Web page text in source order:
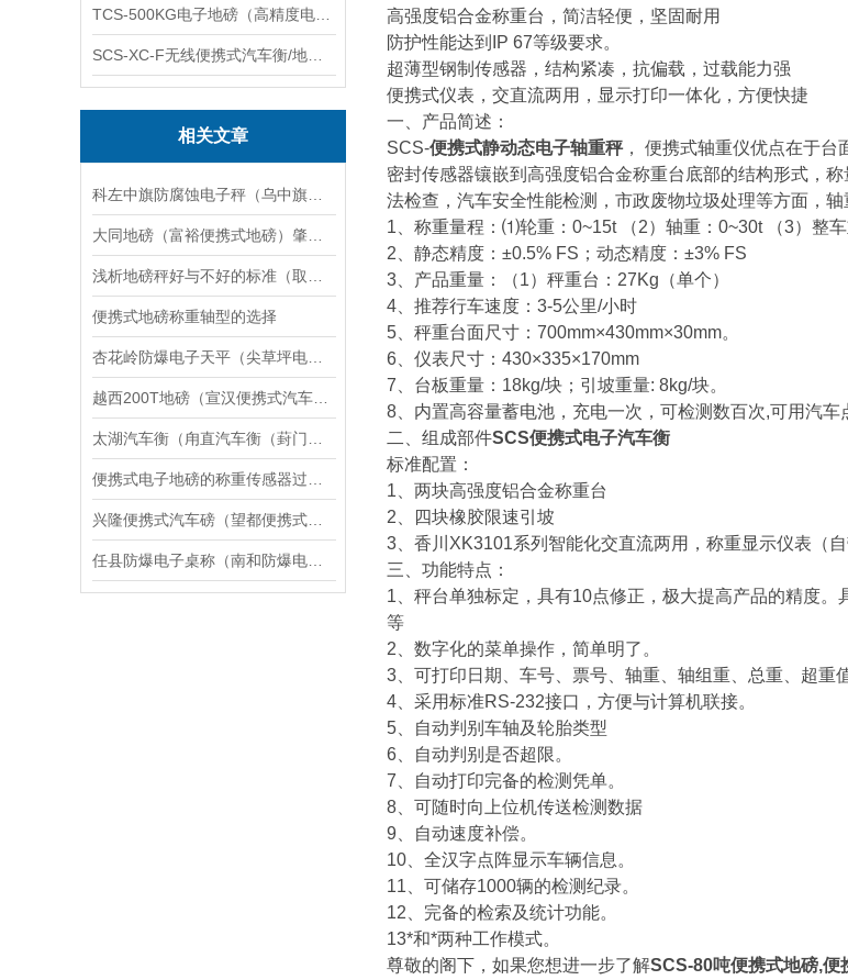
相关文章
便携式地磅称重轴型的选择
高强度铝合金称重台，简洁轻便，坚固耐用
防护性能达到IP 67等级要求。
超薄型钢制传感器，结构紧凑，抗偏载，过载能力强
便携式仪表，交直流两用，显示打印一体化，方便快捷
一、产品简述：
SCS-便携式静动态电子轴重秤， 便携式轴重仪优点在于台
密封传感器镶嵌到高强度铝合金称重台底部的结构形式，
法检查，汽车安全性能检测，市政废物垃圾处理等方面，
1、称重量程：⑴轮重：0~15t （2）轴重：0~30t （3）
2、静态精度：±0.5% FS；动态精度：±3% FS
3、产品重量：（1）秤重台：27Kg（单个）
4、推荐行车速度：3-5公里/小时
5、秤重台面尺寸：700mm×430mm×30mm。
6、仪表尺寸：430×335×170mm
7、台板重量：18kg/块；引坡重量: 8kg/块。
8、内置高容量蓄电池，充电一次，可检测数百次,可用汽车
二、组成部件SCS便携式电子汽车衡
标准配置：
1、两块高强度铝合金称重台
2、四块橡胶限速引坡
3、香川XK3101系列智能化交直流两用，称重显示仪表（自
三、功能特点：
1、秤台单独标定，具有10点修正，极大提高产品的精度
等
2、数字化的菜单操作，简单明了。
3、可打印日期、车号、票号、轴重、轴组重、总重、超重
4、采用标准RS-232接口，方便与计算机联接。
5、自动判别车轴及轮胎类型
6、自动判别是否超限。
7、自动打印完备的检测凭单。
8、可随时向上位机传送检测数据
9、自动速度补偿。
10、全汉字点阵显示车辆信息。
11、可储存1000辆的检测纪录。
12、完备的检索及统计功能。
13*和*两种工作模式。
尊敬的阁下，如果您想进一步了解SCS-80吨便携式地磅,便